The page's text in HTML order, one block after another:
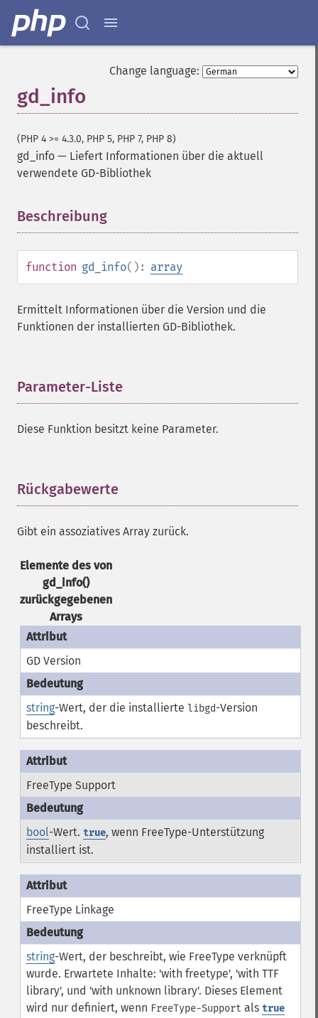
Change language:
gd_info
(PHP 4 >= 4.3.0, PHP 5, PHP 7, PHP 8)
gd_info — Liefert Informationen über die aktuell
verwendete GD-Bibliothek
Beschreibung
function gd_info(): array
Ermittelt Informationen über die Version und die
Funktionen der installierten GD-Bibliothek.
Parameter-Liste
Diese Funktion besitzt keine Parameter.
Rückgabewerte
Gibt ein assoziatives Array zurück.
Elemente des von
gd_info()
zurückgegebenen
Arrays
GD Version
string-Wert, der die installierte libgd-Version
beschreibt.
FreeType Support
bool-Wert. true, wenn FreeType-Unterstützung
installiert ist.
FreeType Linkage
string-Wert, der beschreibt, wie FreeType verknüpft
wurde. Erwartete Inhalte: 'with freetype', 'with TTF
library', und 'with unknown library'. Dieses Element
wird nur definiert, wenn FreeType-Support als true